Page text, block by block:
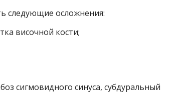
следующие осложнения:
височной кости;
сигмовидного синуса, субдуральный